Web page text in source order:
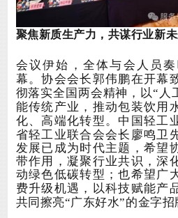
聚焦新质生产力，共谋行业新
会议伊始，全体与会人员
幕。协会会长郭伟鹏在开幕
彻落实全国两会精神，以“人
能传统产业，推动包装饮用
化、高端化转型。 中国轻工
省轻工业联合会会长廖鸣卫
发展已成为时代主题 ，希望
带作用，凝聚行业共识，深
动绿色低碳转型；也希望广
费升级机遇，以科技赋能产
共同擦亮“广东好水”的金字招